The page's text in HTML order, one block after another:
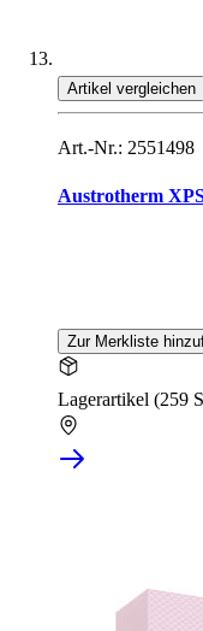
Artikel vergleichen
Art.-Nr.: 2551498
Austrotherm
Zur Merkliste
Lagerartikel (259